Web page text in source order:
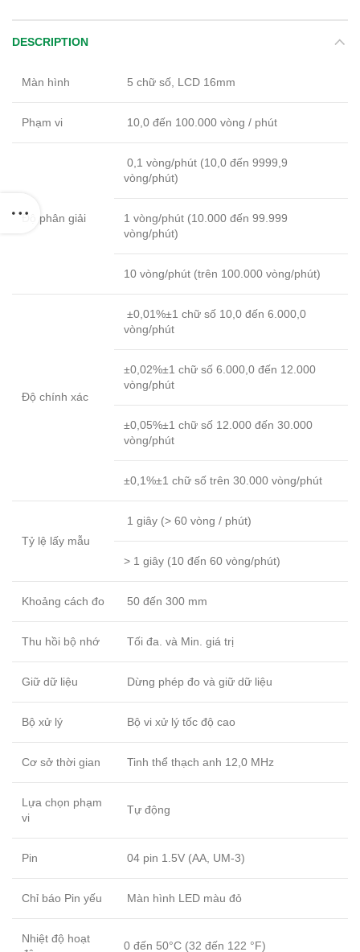
DESCRIPTION
Màn hình 5 chữ số, LCD 16mm
Phạm vi 10,0 đến 100.000 vòng / phút
Độ phân giải
0,1 vòng/phút (10,0 đến 9999,9
vòng/phút)
1 vòng/phút (10.000 đến 99.999
vòng/phút)
10 vòng/phút (trên 100.000 vòng/phút)
Độ chính xác
±0,01%±1 chữ số 10,0 đến 6.000,0
vòng/phút
±0,02%±1 chữ số 6.000,0 đến 12.000
vòng/phút
±0,05%±1 chữ số 12.000 đến 30.000
vòng/phút
±0,1%±1 chữ số trên 30.000 vòng/phút
Tỷ lệ lấy mẫu
1 giây (> 60 vòng / phút)
> 1 giây (10 đến 60 vòng/phút)
Khoảng cách đo 50 đến 300 mm
Thu hồi bộ nhớ Tối đa. và Min. giá trị
Giữ dữ liệu Dừng phép đo và giữ dữ liệu
Bộ xử lý Bộ vi xử lý tốc độ cao
Cơ sở thời gian Tinh thể thạch anh 12,0 MHz
Lựa chọn phạm
vi
Tự động
Pin 04 pin 1.5V (AA, UM-3)
Chỉ báo Pin yếu Màn hình LED màu đỏ
Nhiệt độ hoạt
0 đến 50°C (32 đến 122 °F)